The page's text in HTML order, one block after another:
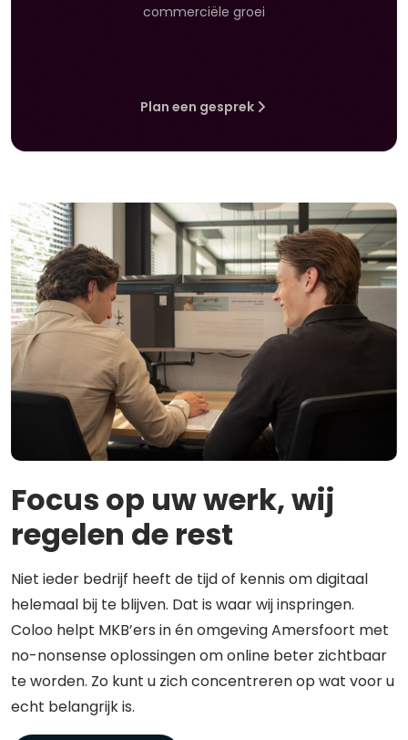
commerciële groei
Plan een gesprek
Focus op uw werk, wij
regelen de rest
Niet ieder bedrijf heeft de tijd of kennis om digitaal
helemaal bij te blijven. Dat is waar wij inspringen.
Coloo helpt MKB’ers in én omgeving Amersfoort met
no-nonsense oplossingen om online beter zichtbaar
te worden. Zo kunt u zich concentreren op wat voor u
echt belangrijk is.